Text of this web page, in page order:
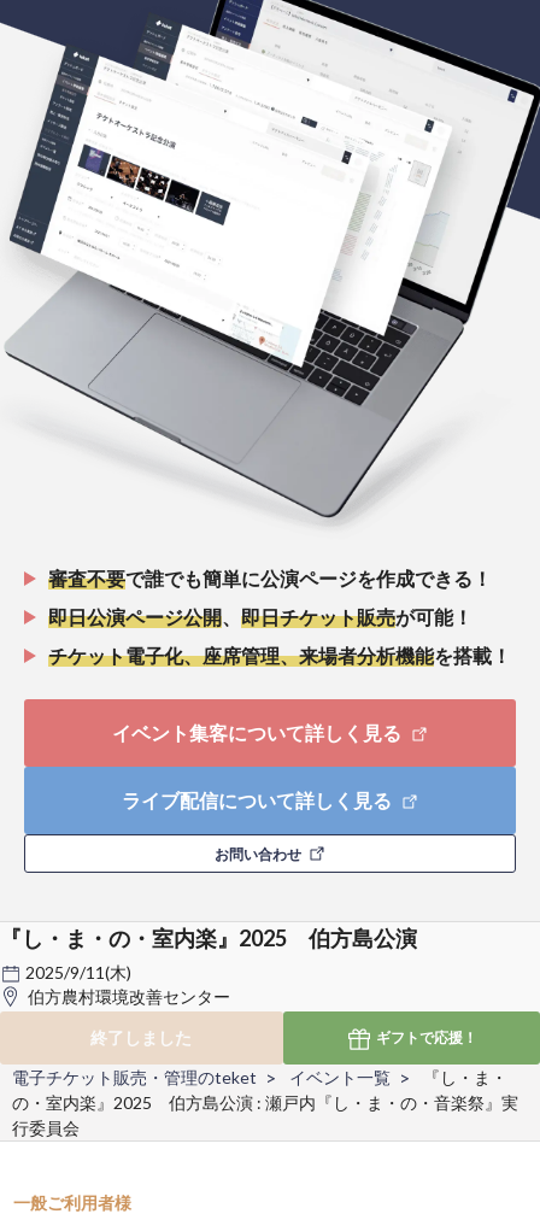
審査不要で誰でも簡単に公演ページを作成できる！
即日公演ページ公開
即日チケット販売が可能！
チケット電子化、座席管理、来場者分析機能を搭載！
イベント集客について詳しく見る
ライブ配信について詳しく見る
お問い合わせ
『し・ま・の・室内楽』2025 伯方島公演
2025/9/11(木)
伯方農村環境改善センター
終了しました
ギフトで応援！
電子チケット販売・管理のteket イベント一覧
『し・ま・
の・室内楽』2025 伯方島公演 : 瀬戸内『し・ま・の・音楽祭』実
行委員会
一般ご利用者様